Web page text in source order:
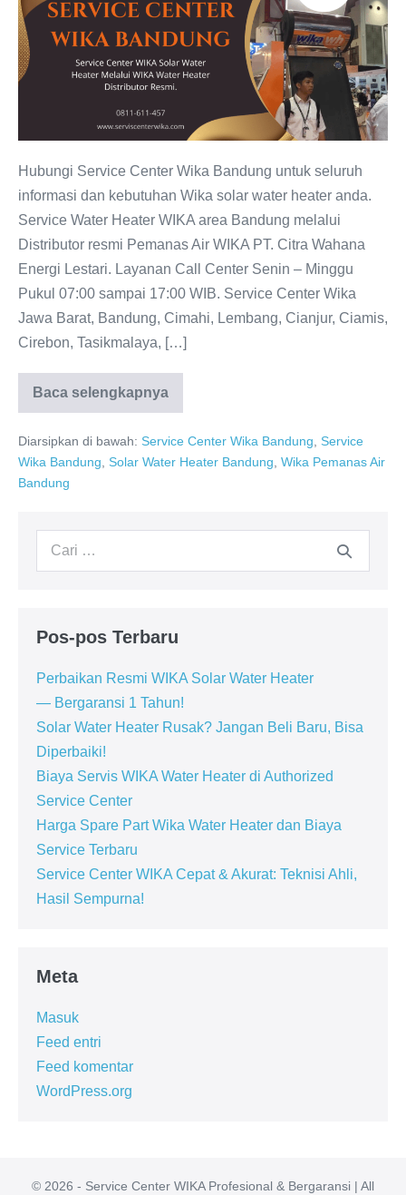
WIKA
Bandung:
Water
Heater
Hubungi Service Center Wika Bandung untuk seluruh
informasi dan kebutuhan Wika solar water heater anda.
Service Water Heater WIKA area Bandung melalui
Distributor resmi Pemanas Air WIKA PT. Citra Wahana
Energi Lestari. Layanan Call Center Senin – Minggu
Pukul 07:00 sampai 17:00 WIB. Service Center Wika
Jawa Barat, Bandung, Cimahi, Lembang, Cianjur, Ciamis,
Cirebon, Tasikmalaya, […]
Baca selengkapnya
Service
Center
Bandung:
Water
Heater
Diarsipkan di bawah: Service Center Wika Bandung
Service
Wika Bandung
Solar Water Heater Bandung Wika Pemanas Air
Bandung
Pencarian
Pos-pos Terbaru
Perbaikan Resmi WIKA Solar Water Heater
— Bergaransi 1 Tahun!
Solar Water Heater Rusak? Jangan Beli Baru, Bisa
Diperbaiki!
Biaya Servis WIKA Water Heater di Authorized
Service Center
Harga Spare Part Wika Water Heater dan Biaya
Service Terbaru
Service Center WIKA Cepat & Akurat: Teknisi Ahli,
Hasil Sempurna!
Meta
Masuk
Feed entri
Feed komentar
WordPress.org
© 2026 - Service Center WIKA Profesional & Bergaransi | All